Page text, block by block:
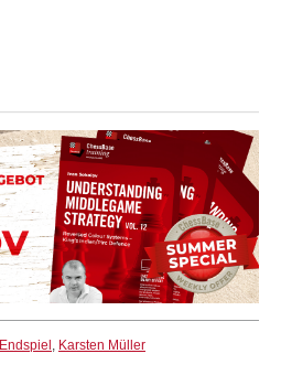
Endspiel , Karsten Müller